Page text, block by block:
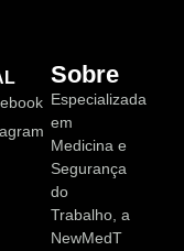
Sobre
Especializada
em
Medicina e
Segurança
do
Trabalho, a
NewMedT